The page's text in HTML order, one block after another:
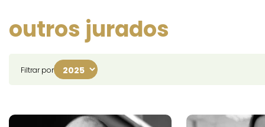
outros jurados
Filtrar por